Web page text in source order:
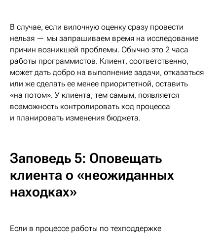
В случае, если вилочную оценку сразу провести
нельзя — мы запрашиваем время на исследование
причин возникшей проблемы. Обычно это 2 часа
работы программистов. Клиент, соответственно,
может дать добро на выполнение задачи, отказаться
или же сделать ее менее приоритетной, оставить
«на потом». У клиента, тем самым, появляется
возможность контролировать ход процесса
и планировать изменения бюджета.
Заповедь 5: Оповещать
клиента о «неожиданных
находках»
Если в процессе работы по техподдержке